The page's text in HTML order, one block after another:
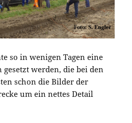
so in wenigen Tagen eine
gesetzt werden, die bei den
schon die Bilder der
um ein nettes Detail